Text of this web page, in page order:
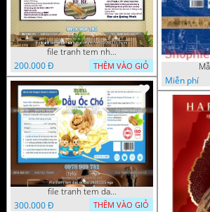
file tranh tem nhan hang thuc pham ruoc
200.000 Đ
THÊM VÀO GIỎ
file tranh tem dau oc cho 04082025 nga
300.000 Đ
THÊM VÀO GIỎ
Miễn phí